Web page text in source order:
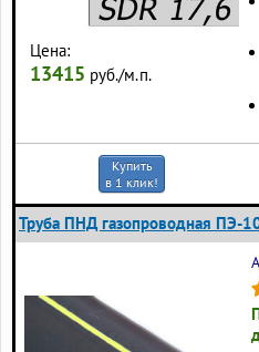
Цена:
13415 руб./м.п.
Купить
в 1 клик!
Труба ПНД газопроводная ПЭ-